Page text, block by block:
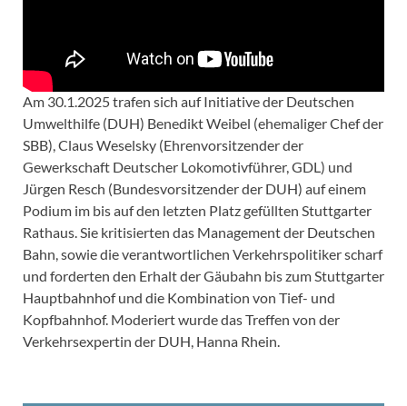
Am 30.1.2025 trafen sich auf Initiative der Deutschen
Umwelthilfe (DUH) Benedikt Weibel (ehemaliger Chef der
SBB), Claus Weselsky (Ehrenvorsitzender der
Gewerkschaft Deutscher Lokomotivführer, GDL) und
Jürgen Resch (Bundesvorsitzender der DUH) auf einem
Podium im bis auf den letzten Platz gefüllten Stuttgarter
Rathaus. Sie kritisierten das Management der Deutschen
Bahn, sowie die verantwortlichen Verkehrspolitiker scharf
und forderten den Erhalt der Gäubahn bis zum Stuttgarter
Hauptbahnhof und die Kombination von Tief- und
Kopfbahnhof. Moderiert wurde das Treffen von der
Verkehrsexpertin der DUH, Hanna Rhein.